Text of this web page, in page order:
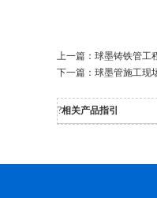
上一篇： 球墨铸铁管工
下一篇： 球墨管施工现
?相关产品指引